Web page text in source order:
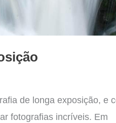
de longa exposição, e
fotografias incríveis. Em